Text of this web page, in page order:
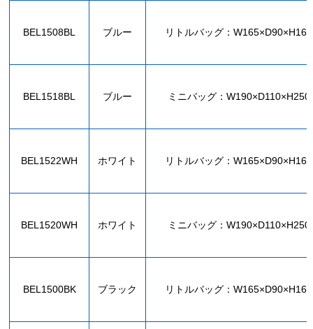
BEL1508BL ブルー リトルバッグ：
BEL1518BL ブルー ミニバッグ：W190×D110×H250
BEL1522WH ホワイト リトルバッグ：
BEL1520WH ホワイト ミニバッグ：W190×D110×H250
BEL1500BK ブラック リトルバッグ：